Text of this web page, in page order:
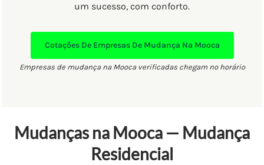
um sucesso, com conforto.
Cotações De Empresas De Mudança Na Mooca
Empresas de mudança na Mooca verificadas chegam no horário
Mudanças na Mooca — Mudança
Residencial